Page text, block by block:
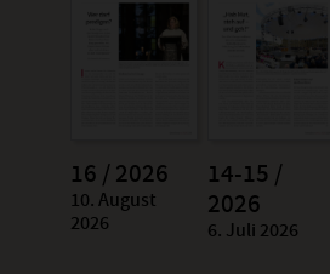
16 / 2026
:
10. August
2026
14-15 /
2026
:
6. Juli 2026